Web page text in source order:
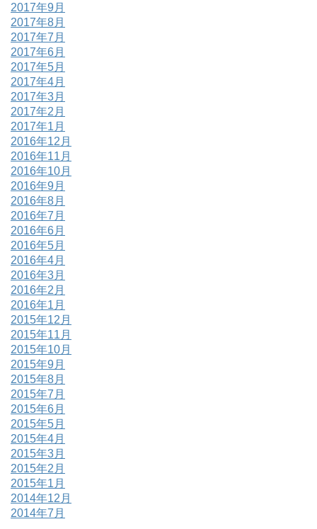
2017年9月
2017年8月
2017年7月
2017年6月
2017年5月
2017年4月
2017年3月
2017年2月
2017年1月
2016年12月
2016年11月
2016年10月
2016年9月
2016年8月
2016年7月
2016年6月
2016年5月
2016年4月
2016年3月
2016年2月
2016年1月
2015年12月
2015年11月
2015年10月
2015年9月
2015年8月
2015年7月
2015年6月
2015年5月
2015年4月
2015年3月
2015年2月
2015年1月
2014年12月
2014年7月